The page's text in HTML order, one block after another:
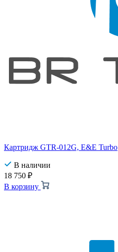
Картридж GTR-012G, E&E Turbo
В наличии
18 750 ₽
В корзину